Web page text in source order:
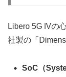
Libero 5G IVの
社製の「
SoC（